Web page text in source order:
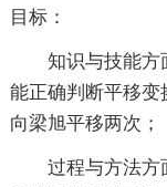
目标：
知识与技能方
能正确判断平移
向梁旭平移两次；
过程与方法方